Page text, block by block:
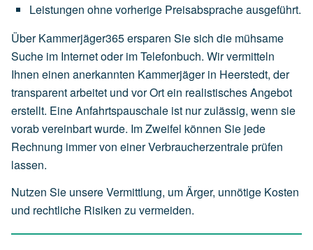
Leistungen ohnevorherige Preisabspracheausgeführt.
Über Kammerjäger365 ersparen Sie sich die mühsame
Suche im Internet oder im Telefonbuch. Wir vermitteln
Ihnen einen anerkannten Kammerjäger in Heerstedt, der
transparent arbeitet und vor Ort ein realistisches Angebot
erstellt. Eine Anfahrtspauschale ist nur zulässig, wenn sie
vorab vereinbart wurde. Im Zweifel können Sie jede
Rechnung immer von einer Verbraucherzentrale prüfen
lassen.
Nutzen Sie unsere Vermittlung, um Ärger, unnötige Kosten
und rechtliche Risiken zu vermeiden.